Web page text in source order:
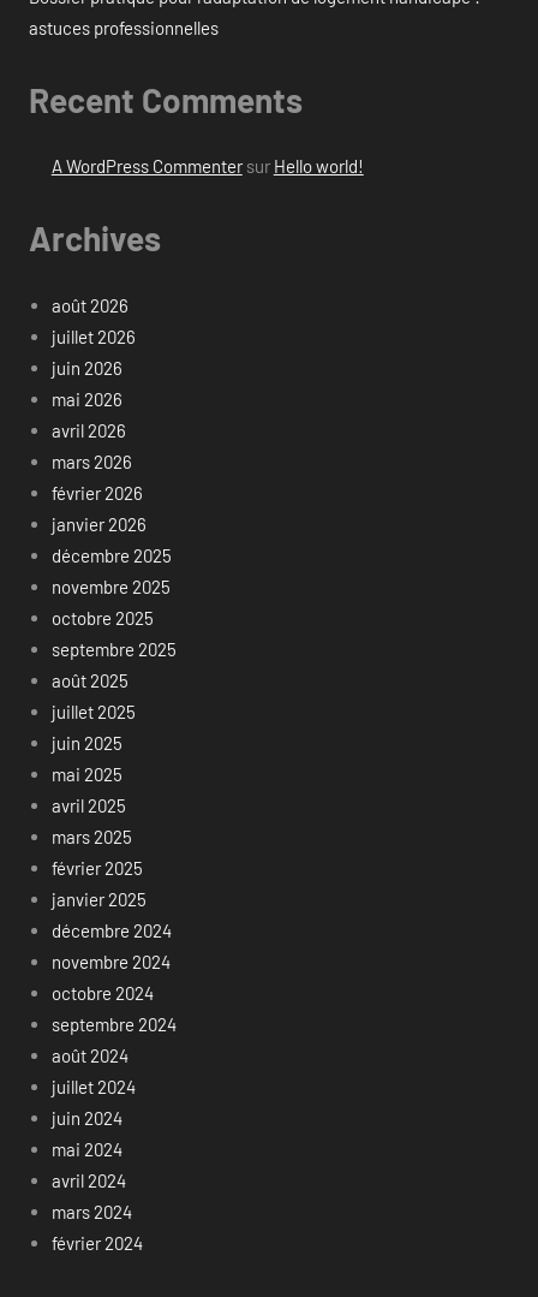
astuces professionnelles
Recent Comments
A WordPress Commentersur Hello world!
Archives
août 2026
juillet 2026
juin 2026
mai 2026
avril 2026
mars 2026
février 2026
janvier 2026
décembre 2025
novembre 2025
octobre 2025
septembre 2025
août 2025
juillet 2025
juin 2025
mai 2025
avril 2025
mars 2025
février 2025
janvier 2025
décembre 2024
novembre 2024
octobre 2024
septembre 2024
août 2024
juillet 2024
juin 2024
mai 2024
avril 2024
mars 2024
février 2024